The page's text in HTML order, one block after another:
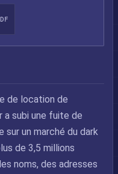
de location de
a subi une fuite de
sur un marché du dark
de 3,5 millions
noms, des adresses